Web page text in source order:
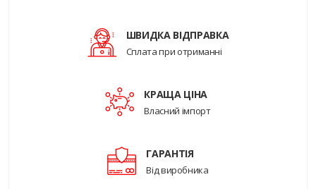
ШВИДКА ВІДПРАВКА
Сплата при отриманні
КРАЩА ЦІНА
Власний імпорт
ГАРАНТІЯ
Від виробника